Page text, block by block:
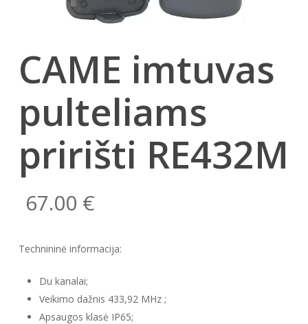
CAME imtuvas
pulteliams
pririšti RE432M
67.00 €
Technininė informacija:
Du kanalai;
Veikimo dažnis 433,92 MHz ;
Apsaugos klasė IP65;